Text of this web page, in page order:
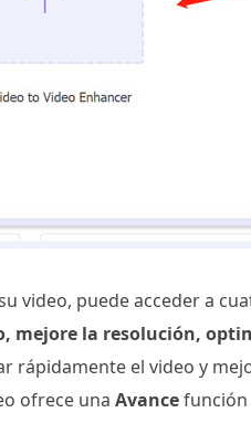
video, puede acceder a
mejore la resolución,
rápidamente el video y
ofrece una Avancefunción